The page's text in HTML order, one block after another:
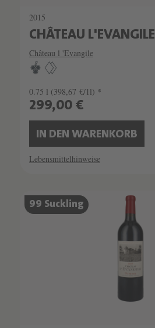
2015
CHÂTEAU L'EVANGILE
Château l 'Evangile
0.75 l (398,67 €/1l) *
299,00 €
IN DEN WARENKORB
Lebensmittelhinweise
SCHATZKAMMER
SEHR LIMITIERT
99 Suckling